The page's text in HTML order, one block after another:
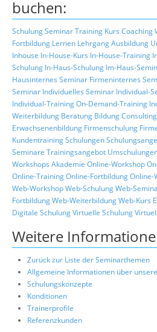
buchen:
SchulungSeminarTraining Kurs Coaching
Fortbildung Lernen LehrgangAusbildung
Inhouse In-House-Kurs In-House-Training
Schulung In-Haus-Schulung Im-Haus-
Hausinternes Seminar Firmeninternes
Seminar Individuelles Seminar Individual-
Individual-TrainingOn-Demand-Training
Weiterbildung Beratung BildungConsulting
Erwachsenenbildung Firmenschulung
KundentrainingSchulungen
Seminare Trainingsangebot
Workshops Akademie Online-Workshop
Online-TrainingOnline-FortbildungOnline-
Web-WorkshopWeb-SchulungWeb-
FortbildungWeb-WeiterbildungWeb-Kurs
Digitale SchulungVirtuelle Schulung
Weitere
Zurück zur Liste der Seminarthemen
Allgemeine Informationen über
Schulungskonzepte
Konditionen
Trainerprofile
Referenzkunden